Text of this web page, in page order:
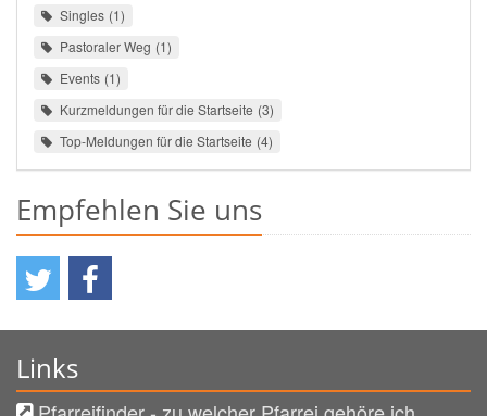
Singles 1
Pastoraler Weg 1
Events 1
Kurzmeldungen für die Startseite 3
Top-Meldungen für die Startseite 4
Empfehlen Sie uns
Links